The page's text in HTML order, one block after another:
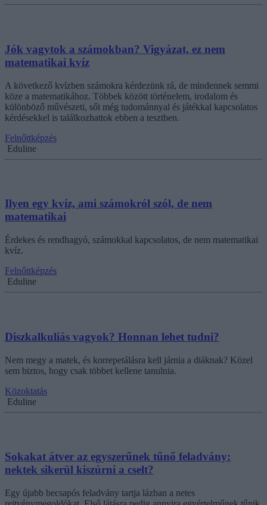
Jók vagytok a számokban? Vigyázat, ez nem
matematikai kvíz
A következő kvízben számokra kérdezünk rá, de mindennek semmi
köze a matematikához. Többek között történelem, irodalom és
különböző művészeti, sőt még tudománnyal és játékkal kapcsolatos
kérdésekkel is találkozhattok ebben a tesztben.
Felnőttképzés
Eduline
Ilyen egy kvíz, ami számokról szól, de nem
matematikai
Érdekes és rendhagyó, számokkal kapcsolatos, de nem matematikai
kvíz.
Felnőttképzés
Eduline
Diszkalkuliás vagyok? Honnan lehet tudni?
Nem megy a matek, és korrepetálásra kell járnia a diáknak? Közel
sem biztos, hogy csak többet kellene tanulnia.
Közoktatás
Eduline
Sokakat átver az egyszerűnek tűnő feladvány:
nektek sikerül kiszúrni a cselt?
Egy újabb becsapós feladvány tartja lázban a netes